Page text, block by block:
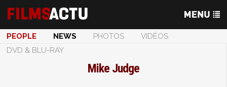
PEOPLE NEWS PHOTOS
VIDÉOS
DVD & BLU-RAY
Mike Judge